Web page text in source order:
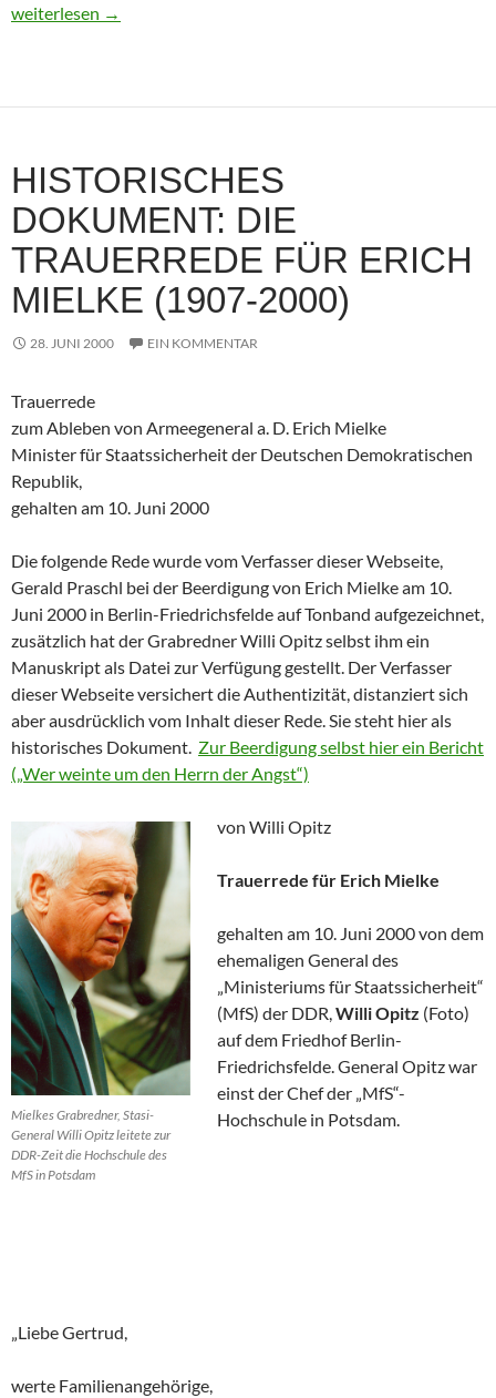
Erich Mielke: Wer weinte um den Herrn der Angst?
weiterlesen →
HISTORISCHES
DOKUMENT: DIE
TRAUERREDE FÜR ERICH
MIELKE (1907-2000)
28. JUNI 2000 EIN KOMMENTAR
Trauerrede
zum Ableben von Armeegeneral a. D. Erich Mielke
Minister für Staatssicherheit der Deutschen Demokratischen
Republik,
gehalten am 10. Juni 2000
Die folgende Rede wurde vom Verfasser dieser Webseite,
Gerald Praschl bei der Beerdigung von Erich Mielke am 10.
Juni 2000 in Berlin-Friedrichsfelde auf Tonband aufgezeichnet,
zusätzlich hat der Grabredner Willi Opitz selbst ihm ein
Manuskript als Datei zur Verfügung gestellt. Der Verfasser
dieser Webseite versichert die Authentizität, distanziert sich
aber ausdrücklich vom Inhalt dieser Rede. Sie steht hier als
historisches Dokument. Zur Beerdigung selbst hier ein Bericht
(„Wer weinte um den Herrn der Angst“)
Mielkes Grabredner, Stasi-
General Willi Opitz leitete zur
DDR-Zeit die Hochschule des
MfS in Potsdam
von Willi Opitz
Trauerrede für Erich Mielke
gehalten am 10. Juni 2000 von dem
ehemaligen General des
„Ministeriums für Staatssicherheit“
(MfS) der DDR,Willi Opitz (Foto)
auf dem Friedhof Berlin-
Friedrichsfelde. General Opitz war
einst der Chef der „MfS“-
Hochschule in Potsdam.
„Liebe Gertrud,
werte Familienangehörige,